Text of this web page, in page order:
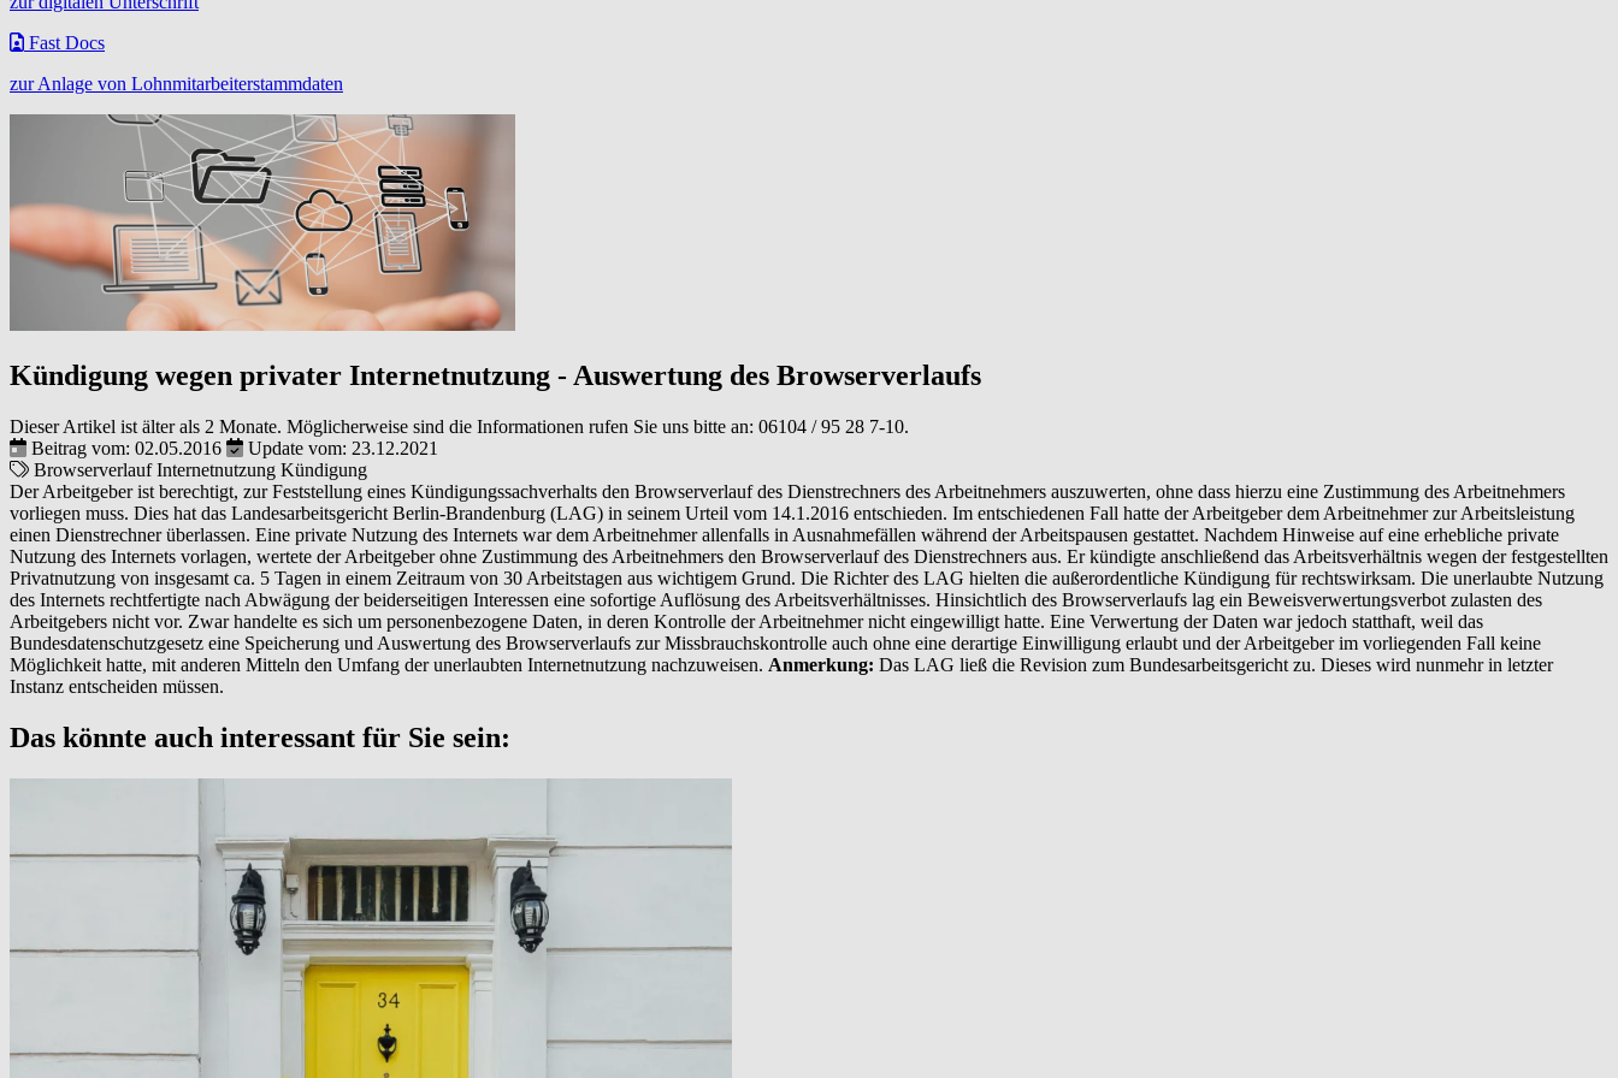
Fast Docs
zur Anlage von Lohnmitarbeiterstammdaten
Kündigung wegen privater Internetnutzung - Auswertung des Browserverlaufs
Dieser Artikel ist älter als 2 Monate. Möglicherweise sind die Informationen rufen Sie uns bitte an: 06104 / 95 28 7-10.
Beitrag vom: 02.05.2016
Update vom: 23.12.2021
BrowserverlaufInternetnutzung Kündigung
Der Arbeitgeber ist berechtigt, zur Feststellung eines Kündigungssachverhalts den Browserverlauf des Dienstrechners des Arbeitnehmers auszuwerten, ohne dass hierzu eine Zustimmung des Arbeitnehmers
vorliegen muss. Dies hat das Landesarbeitsgericht Berlin-Brandenburg (LAG) in seinem Urteil vom 14.1.2016 entschieden. Im entschiedenen Fall hatte der Arbeitgeber dem Arbeitnehmer zur Arbeitsleistung
einen Dienstrechner überlassen. Eine private Nutzung des Internets war dem Arbeitnehmer allenfalls in Ausnahmefällen während der Arbeitspausen gestattet. Nachdem Hinweise auf eine erhebliche private
Nutzung des Internets vorlagen, wertete der Arbeitgeber ohne Zustimmung des Arbeitnehmers den Browserverlauf des Dienstrechners aus. Er kündigte anschließend das Arbeitsverhältnis wegen der festgestellten
Privatnutzung von insgesamt ca. 5 Tagen in einem Zeitraum von 30 Arbeitstagen aus wichtigem Grund. Die Richter des LAG hielten die außerordentliche Kündigung für rechtswirksam. Die unerlaubte Nutzung
des Internets rechtfertigte nach Abwägung der beiderseitigen Interessen eine sofortige Auflösung des Arbeitsverhältnisses. Hinsichtlich des Browserverlaufs lag ein Beweisverwertungsverbot zulasten des
Arbeitgebers nicht vor. Zwar handelte es sich um personenbezogene Daten, in deren Kontrolle der Arbeitnehmer nicht eingewilligt hatte. Eine Verwertung der Daten war jedoch statthaft, weil das
Bundesdatenschutzgesetz eine Speicherung und Auswertung des Browserverlaufs zur Missbrauchskontrolle auch ohne eine derartige Einwilligung erlaubt und der Arbeitgeber im vorliegenden Fall keine
Möglichkeit hatte, mit anderen Mitteln den Umfang der unerlaubten Internetnutzung nachzuweisen. Anmerkung: Das LAG ließ die Revision zum Bundesarbeitsgericht zu. Dieses wird nunmehr in letzter
Instanz entscheiden müssen.
Das könnte auch interessant für Sie sein: